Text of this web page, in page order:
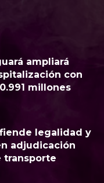
ampliará
con
millones
legalidad y
adjudicación
transporte